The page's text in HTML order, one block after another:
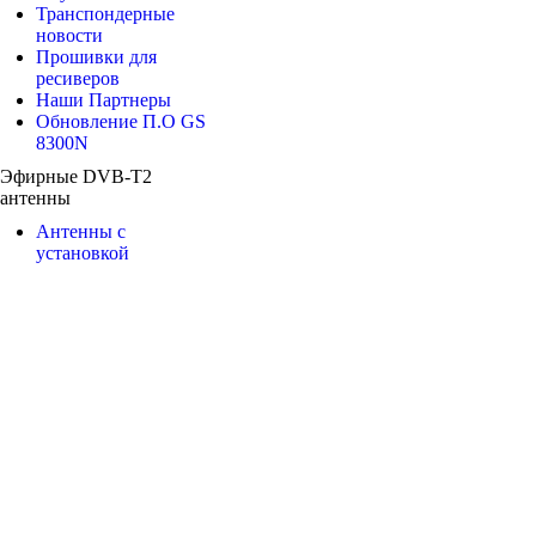
Транспондерные
новости
Прошивки для
ресиверов
Наши Партнеры
Обновление П.О GS
8300N
Эфирные DVB-T2
антенны
Антенны с
установкой